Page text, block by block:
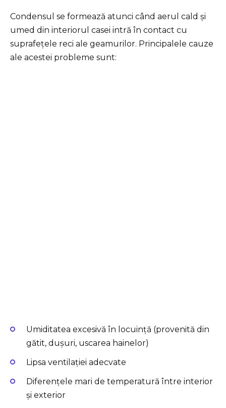
Condensul se formează atunci când aerul cald și
umed din interiorul casei intră în contact cu
suprafețele reci ale geamurilor. Principalele cauze
ale acestei probleme sunt:
Umiditatea excesivă în locuință (provenită din
gătit, dușuri, uscarea hainelor)
Lipsa ventilației adecvate
Diferențele mari de temperatură între interior
și exterior